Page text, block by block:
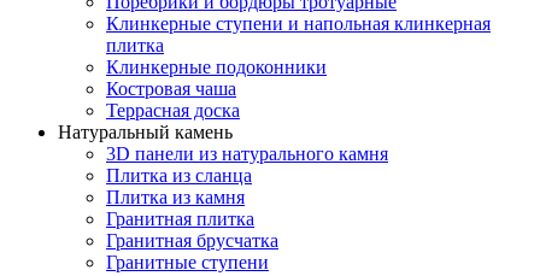
Клинкерные ступени и напольная клинкерная
плитка
Клинкерные подоконники
Костровая чаша
Террасная доска
Натуральный камень
3D панели из натурального камня
Плитка из сланца
Плитка из камня
Гранитная плитка
Гранитная брусчатка
Гранитные ступени